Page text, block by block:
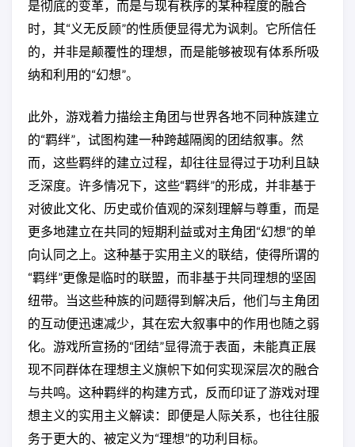
是彻底的变革，而是与现有秩序的某种程度的融合
时，其“义无反顾”的性质便显得尤为讽刺。它所信任
的，并非是颠覆性的理想，而是能够被现有体系所吸
纳和利用的“幻想”。
此外，游戏着力描绘主角团与世界各地不同种族建立
的“羁绊”，试图构建一种跨越隔阂的团结叙事。然
而，这些羁绊的建立过程，却往往显得过于功利且缺
乏深度。许多情况下，这些“羁绊”的形成，并非基于
对彼此文化、历史或价值观的深刻理解与尊重，而是
更多地建立在共同的短期利益或对主角团“幻想”的单
向认同之上。这种基于实用主义的联结，使得所谓的
“羁绊”更像是临时的联盟，而非基于共同理想的坚固
纽带。当这些种族的问题得到解决后，他们与主角团
的互动便迅速减少，其在宏大叙事中的作用也随之弱
化。游戏所宣扬的“团结”显得流于表面，未能真正展
现不同群体在理想主义旗帜下如何实现深层次的融合
与共鸣。这种羁绊的构建方式，反而印证了游戏对理
想主义的实用主义解读：即便是人际关系，也往往服
务于更大的、被定义为“理想”的功利目标。